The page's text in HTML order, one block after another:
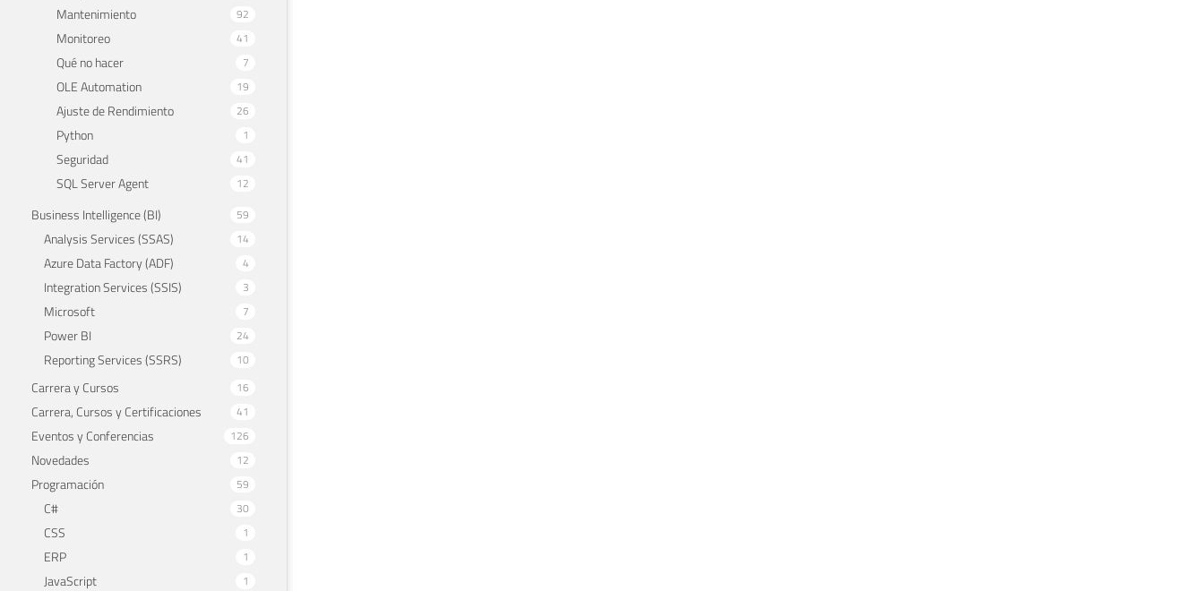
Mantenimiento 92
Monitoreo 41
Qué no hacer 7
OLE Automation 19
Ajuste de Rendimiento 26
Python 1
Seguridad 41
SQL Server Agent 12
Business Intelligence (BI) 59
Analysis Services (SSAS) 14
Azure Data Factory (ADF) 4
Integration Services (SSIS) 3
Microsoft 7
Power BI 24
Reporting Services (SSRS) 10
Carrera y Cursos 16
Carrera, Cursos y Certificaciones 41
Eventos y Conferencias 126
Novedades 12
Programación 59
C# 30
CSS 1
ERP 1
JavaScript 1